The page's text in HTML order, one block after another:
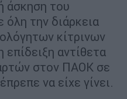
άσκηση του
όλη την διάρκεια
κίτρινων
αντίθετα
στον ΠΑΟΚ σε
να είχε γίνει.